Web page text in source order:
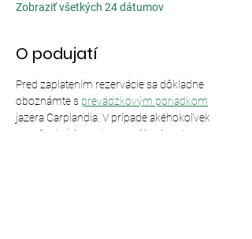
Zobraziť všetkých 24 dátumov
O podujatí
Pred zaplatením rezervácie sa dôkladne
oboznámte s prevádzkovým poriadkom
jazera Carplandia. V prípade akéhokoľvek
porušenia jeho ustanovení bude vstup